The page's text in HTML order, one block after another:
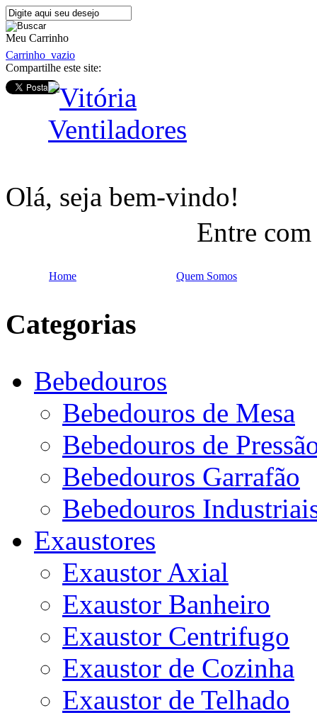
Meu Carrinho
Carrinho vazio
Compartilhe este site:
Olá, seja bem-vindo!
Entre
Home Quem Somos
Categorias
Bebedouros
Bebedouros de Mesa
Bebedouros de
Bebedouros Garrafão
Bebedouros
Exaustores
Exaustor Axial
Exaustor Banheiro
Exaustor Centrifugo
Exaustor de Cozinha
Exaustor de Telhado